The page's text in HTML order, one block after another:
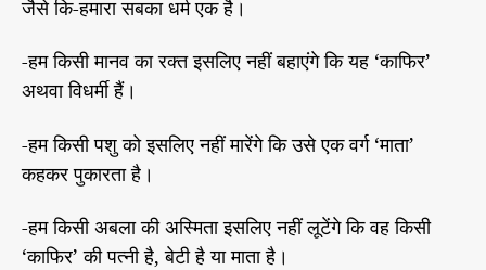
म
जैसे कि-हमारा सबका धर्म एक है।
-हम किसी मानव का रक्त इसलिए नहीं बहाएंगे कि यह ‘काफिर’
अथवा विधर्मी हैं।
-हम किसी पशु को इसलिए नहीं मारेंगे कि उसे एक वर्ग ‘माता’
कहकर पुकारता है।
-हम किसी अबला की अस्मिता इसलिए नहीं लूटेंगे कि वह किसी
‘काफिर’ की पत्नी है, बेटी है या माता है।